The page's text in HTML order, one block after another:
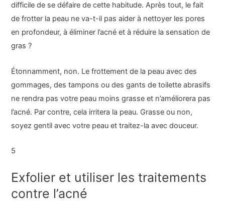
difficile de se défaire de cette habitude. Après tout, le fait
de frotter la peau ne va-t-il pas aider à nettoyer les pores
en profondeur, à éliminer l’acné et à réduire la sensation de
gras ?
Étonnamment, non. Le frottement de la peau avec des
gommages, des tampons ou des gants de toilette abrasifs
ne rendra pas votre peau moins grasse et n’améliorera pas
l’acné. Par contre, cela irritera la peau. Grasse ou non,
soyez gentil avec votre peau et traitez-la avec douceur.
5
Exfolier et utiliser les traitements
contre l’acné